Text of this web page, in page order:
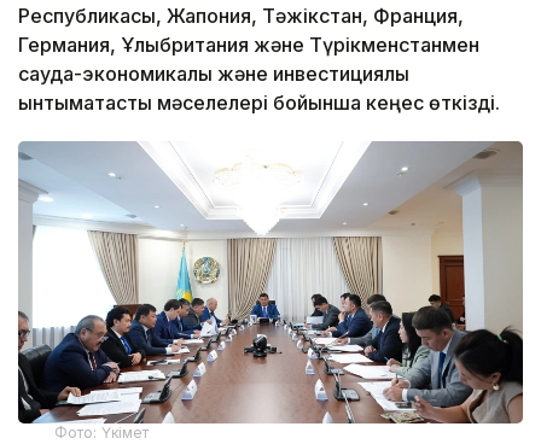
Республикасы, Жапония, Тәжікстан, Франция,
Германия, Ұлыбритания және Түрікменстанмен
сауда-экономикалық және инвестициялық
ынтымақтастық мәселелері бойынша кеңес өткізді.
Фото: Үкімет